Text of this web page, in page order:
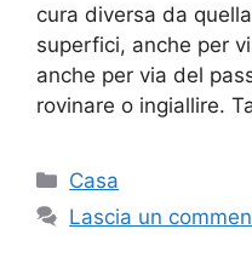
cura diversa da
superfici, anche per
anche per via del
rovinare o ingiallire.
Categorie
Casa
Lascia un